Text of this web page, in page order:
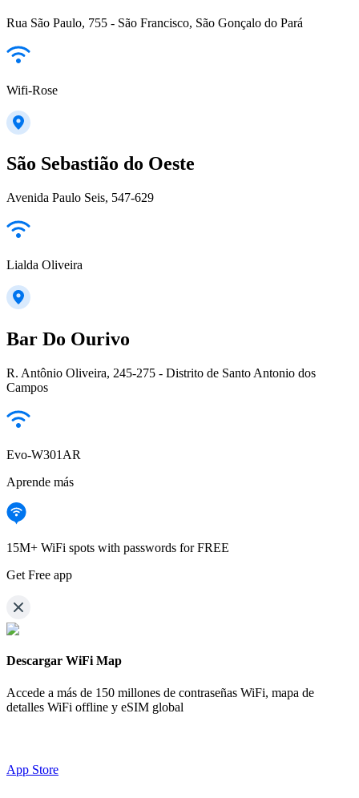
Rua São Paulo, 755 - São Francisco, São Gonçalo do Pará
Wifi-Rose
São Sebastião do Oeste
Avenida Paulo Seis, 547-629
Lialda Oliveira
Bar Do Ourivo
R. Antônio Oliveira, 245-275 - Distrito de Santo Antonio dos
Campos
Evo-W301AR
Aprende más
15M+ WiFi spots with passwords for FREE
Get Free app
Descargar WiFi Map
Accede a más de 150 millones de contraseñas WiFi, mapa de
detalles WiFi offline y eSIM global
App Store